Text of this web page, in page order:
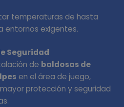
temperaturas de hasta
entornos exigentes.
Seguridad
de baldosas de
en el área de juego,
protección y seguridad